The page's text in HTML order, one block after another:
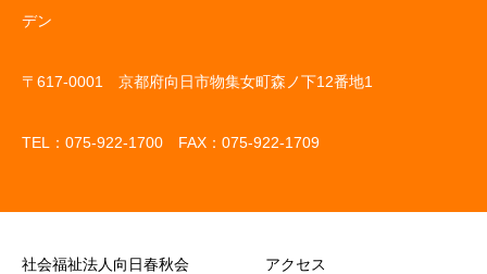
デン
〒617-0001 京都府向日市物集女町森ノ下12番地1
TEL：075-922-1700 FAX：075-922-1709
社会福祉法人向日春秋会 アクセス